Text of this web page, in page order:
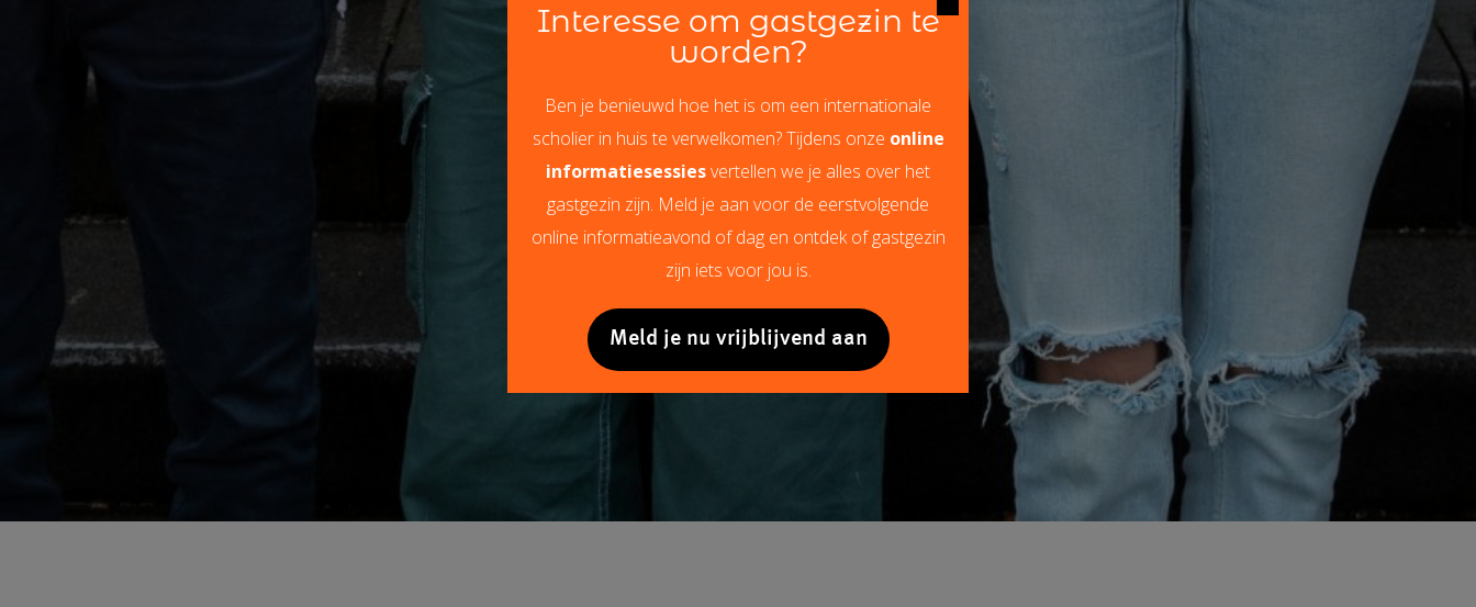
Interesse om gastgezin te
worden?
Ben je benieuwd hoe het is om een internationale
scholier in huis te verwelkomen? Tijdens onze online
informatiesessiesvertellen we je alles over het
gastgezin zijn. Meld je aan voor de eerstvolgende
online informatieavond of dag en ontdek of gastgezin
zijn iets voor jou is.
Meld je nu vrijblijvend aan